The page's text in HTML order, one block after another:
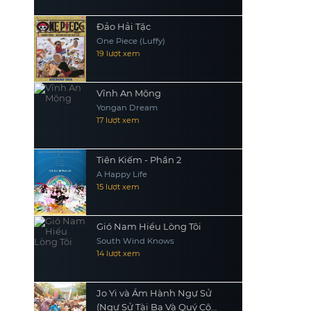
Đảo Hải Tặc
One Piece (Luffy)
19 lượt xem
Vĩnh An Mộng
Yongan Dream
17 lượt xem
Tiên Kiếm - Phần 2
A Happy Life
15 lượt xem
Gió Nam Hiểu Lòng Tôi
South Wind Knows
14 lượt xem
Jo Yi và Ám Hành Ngự Sử
(Ngự Sử Tài Ba Và Quý Cô